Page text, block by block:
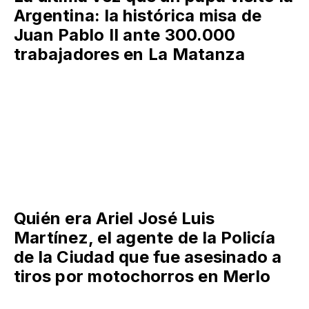
Argentina: la histórica misa de
Juan Pablo II ante 300.000
trabajadores en La Matanza
Quién era Ariel José Luis
Martínez, el agente de la Policía
de la Ciudad que fue asesinado a
tiros por motochorros en Merlo